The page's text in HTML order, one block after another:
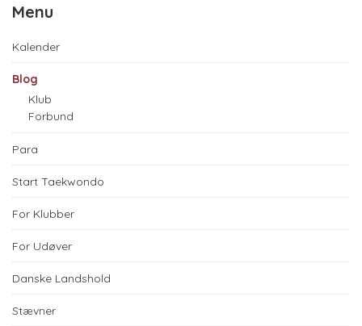
Menu
Kalender
Blog
Klub
Forbund
Para
Start Taekwondo
For Klubber
For Udøver
Danske Landshold
Stævner